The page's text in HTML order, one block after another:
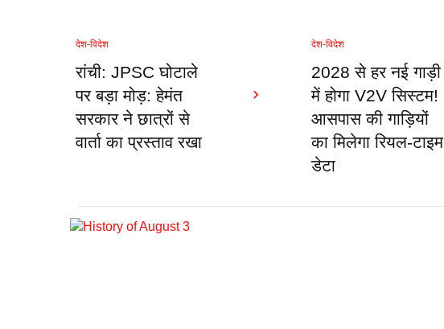
देश-विदेश
रांची: JPSC घोटाले
पर बड़ा मोड़: हेमंत
सरकार ने छात्रों से
वार्ता का प्रस्ताव रखा
देश-विदेश
2028 से हर नई गाड़ी
में होगा V2V सिस्टम!
आसपास की गाड़ियों
का मिलेगा रियल-टाइम
डेटा